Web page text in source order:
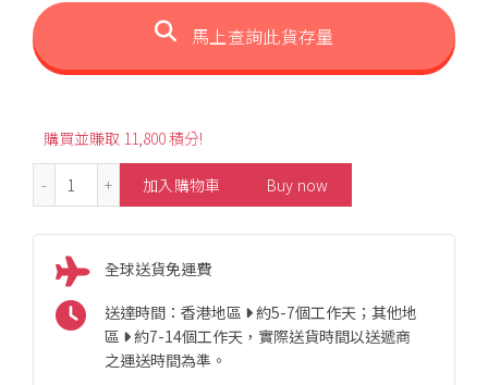
馬上查詢此貨存量
購買並賺取 11,800 積分!
2.35ct Secret Garden Sugarloaf Emerald Ring 數量
加入購物車 Buy now
全球送貨免運費
送達時間：香港地區
約5-7個工作天；其他地
區
約7-14個工作天，實際送貨時間以送遞商
之運送時間為準。